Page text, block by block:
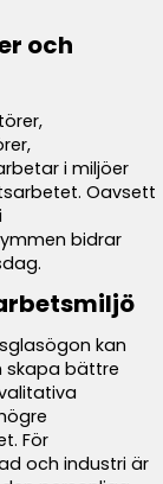
och
i miljöer
Oavsett
bidrar
kan
skapa bättre
För
och industri är